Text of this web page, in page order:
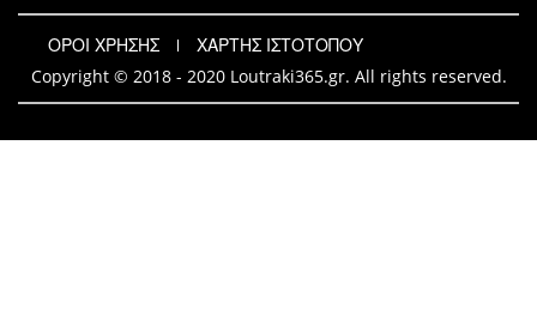
ΟΡΟΙ ΧΡΗΣΗΣ
ΧΑΡΤΗΣ ΙΣΤΟΤΟΠΟΥ
Copyright © 2018 - 2020 Loutraki365.gr. All rights reserved.